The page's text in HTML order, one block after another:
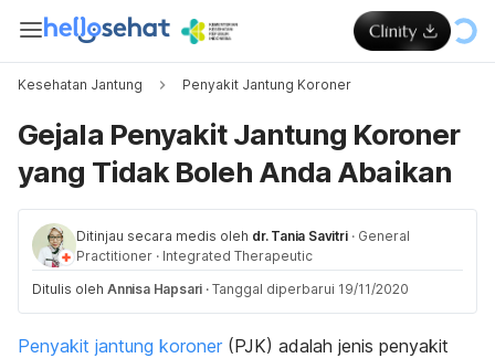
Kesehatan Jantung Penyakit Jantung Koroner
Gejala Penyakit Jantung Koroner
yang Tidak Boleh Anda Abaikan
Ditinjau secara medis oleh dr. Tania Savitri · General
Practitioner · Integrated Therapeutic
Ditulis oleh Annisa Hapsari · Tanggal diperbarui 19/11/2020
Penyakit jantung koroner (PJK) adalah jenis penyakit